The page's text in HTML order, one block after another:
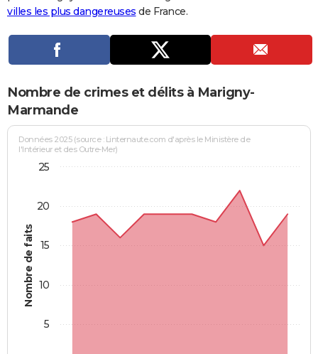
Se connecter
Entreprises
Service militaire
Avis de recherche
AVIS DE DÉCÈS
Bricolage
Lifestyle
Culture
Sport
Auto
Television
Voyage
Cinema
villes les plus dangereuses de France.
Nombre de crimes et délits à Marigny-
Marmande
Nombre de faits
Données 2025 (source : Linternaute.com d'après le Ministère de
l'Intérieur et des Outre-Mer)
5
10
15
20
25